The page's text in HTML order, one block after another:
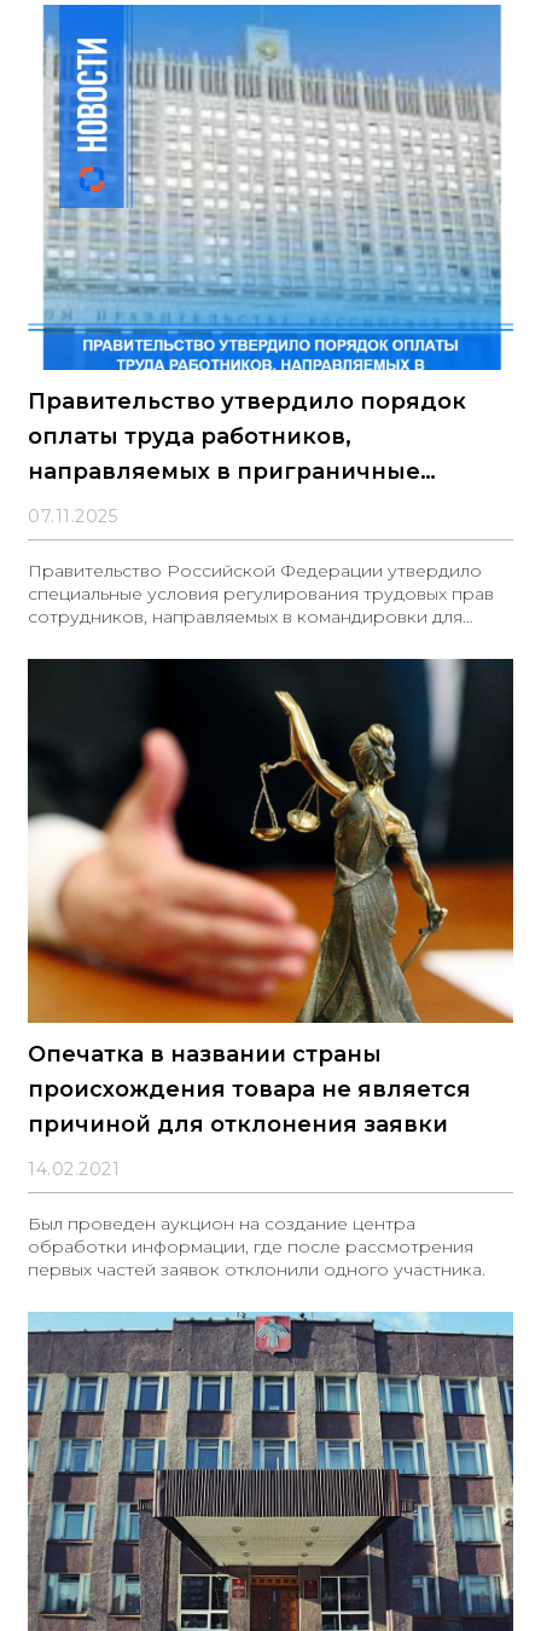
Правительство утвердило порядок
оплаты труда работников,
направляемых в приграничные
регионы для выполнения
государственного оборонного заказа
07.11.2025
Правительство Российской Федерации утвердило
специальные условия регулирования трудовых прав
сотрудников, направляемых в командировки для
приграничных субъектах. Соответствующие
Правительства РФ от 31 октября 2025 года № 1707.
Данные меры распространяются на работников
головных исполнителей государственных контрактов,
заключённых в интересах Министерства обороны
Российской Федерации
Опечатка в названии страны
происхождения товара не является
причиной для отклонения заявки
14.02.2021
Был проведен аукцион на создание центра
обработки информации, где после рассмотрения
первых частей заявок отклонили одного участника.